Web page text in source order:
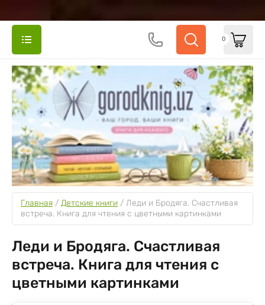
0
Главная / Детские книги / Леди и Бродяга. Счастливая
встреча. Книга для чтения с цветными картинками
Леди и Бродяга. Счастливая
встреча. Книга для чтения с
цветными картинками